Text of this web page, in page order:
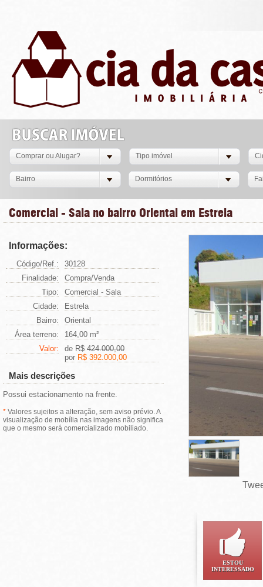
Comprar ou Alugar? Tipo imóvel
Bairro Dormitórios
Comercial - Sala no bairro Oriental em Estrela
ESTOU
INTERESSADO
Informações:
Código/Ref.:
30128
Finalidade:
Compra/Venda
Tipo:
Comercial - Sala
Cidade:
Estrela
Bairro:
Oriental
Área terreno:
164,00 m²
Valor:
de R$ 424.000,00
por R$ 392.000,00
Mais descrições
Possui estacionamento na frente.
* Valores sujeitos a alteração, sem aviso prévio. A
visualização de mobília nas imagens não significa
que o mesmo será comercializado mobiliado.